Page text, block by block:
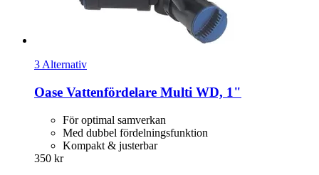
3 Alternativ
Oase Vattenfördelare Multi WD, 1"
För optimal samverkan
Med dubbel fördelningsfunktion
Kompakt & justerbar
350 kr